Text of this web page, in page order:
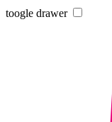
toogle drawer